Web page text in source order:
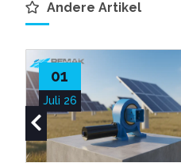
Andere Artikel
01
Juli 26